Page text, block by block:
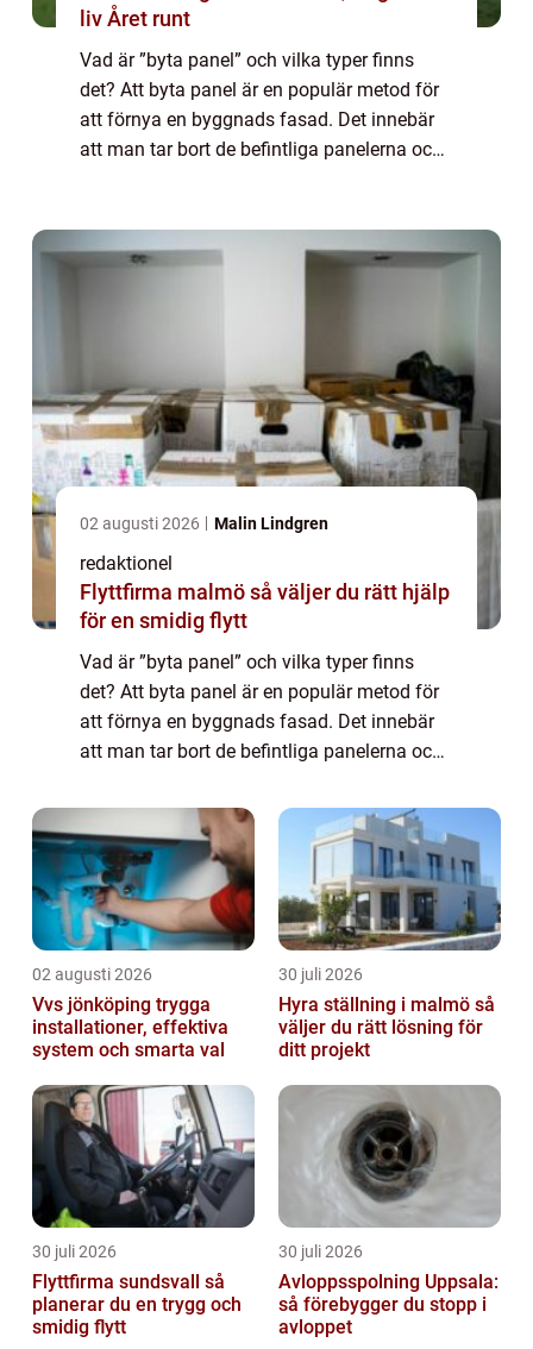
liv Året runt
Vad är ”byta panel” och vilka typer finns
det? Att byta panel är en populär metod för
att förnya en byggnads fasad. Det innebär
att man tar bort de befintliga panelerna och
02 augusti 2026 Malin Lindgren
redaktionel
Flyttfirma malmö så väljer du rätt hjälp
för en smidig flytt
Vad är ”byta panel” och vilka typer finns
det? Att byta panel är en populär metod för
att förnya en byggnads fasad. Det innebär
att man tar bort de befintliga panelerna och
byggnaden ett nytt utsee...
02 augusti 2026
Vvs jönköping trygga
installationer, effektiva
system och smarta val
30 juli 2026
Hyra ställning i malmö så
väljer du rätt lösning för
ditt projekt
30 juli 2026
Flyttfirma sundsvall så
planerar du en trygg och
smidig flytt
30 juli 2026
Avloppsspolning Uppsala:
så förebygger du stopp i
avloppet